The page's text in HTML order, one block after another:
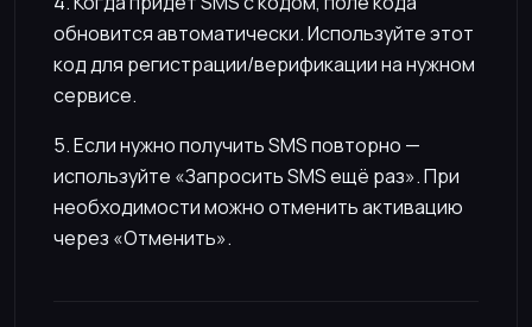
обновится автоматически. Используйте этот
код для регистрации/верификации на нужном
сервисе.
5. Если нужно получить SMS повторно —
используйте «Запросить SMS ещё раз». При
необходимости можно отменить активацию
через «Отменить».